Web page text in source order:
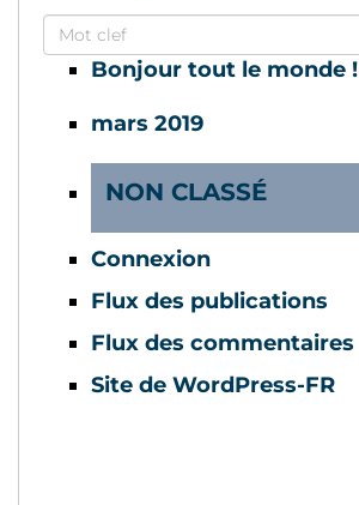
Search for
Bonjour tout le monde !
mars 2019
NON CLASSÉ
Connexion
Flux des publications
Flux des commentaires
Site de WordPress-FR